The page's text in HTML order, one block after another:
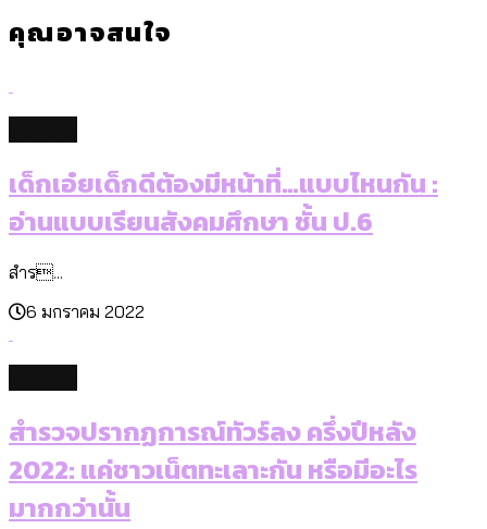
[ข้อมูลดิบ]
คุณอาจสนใจ
เด็กเอ๋ยเด็กดีต้องมีหน้าที่…แบบไหนกัน :
อ่านแบบเรียนสังคมศึกษา ชั้น ป.6
สำร...
6 มกราคม 2022
สำรวจปรากฏการณ์ทัวร์ลง ครึ่งปีหลัง
2022: แค่ชาวเน็ตทะเลาะกัน หรือมีอะไร
มากกว่านั้น